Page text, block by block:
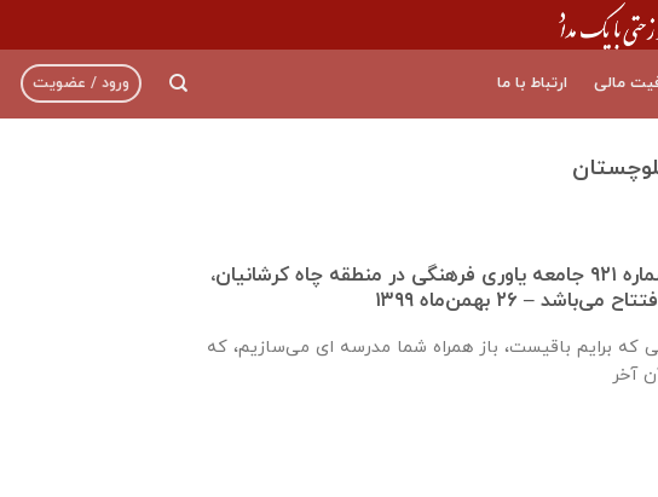
مالی ارتباط با ما ورود / عضویت
طرح شماره ۹۲۱ جامعه ياوری فرهنگی در منطقه چاه کرشانیان،
می‌باشد – ۲۶ بهمن‌ماه ۱۳۹۹
که برایم باقیست، باز همراه شما مدرسه ای می‌سازیم، که